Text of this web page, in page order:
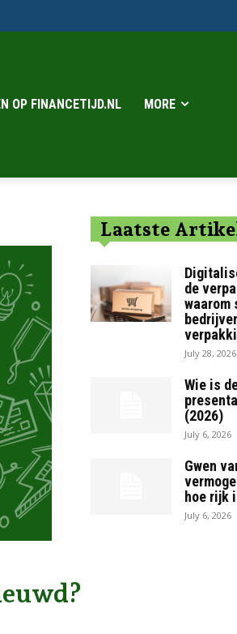
OP FINANCETIJD.NL MORE
Laatste
de
waarom
July 28, 2026
Wie is
(2026)
July 6, 2026
Gwen
hoe rijk
July 6, 2026